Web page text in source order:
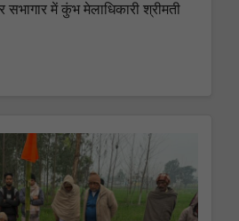
में कुंभ मेलाधिकारी श्रीमती